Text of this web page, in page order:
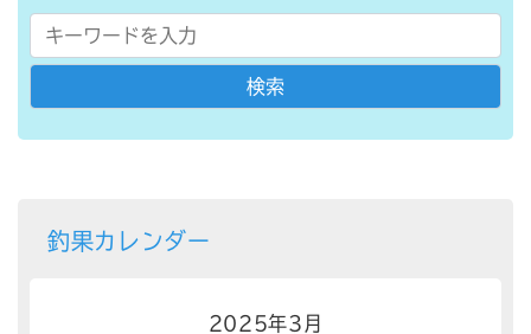
釣果カレンダー
2025年3月